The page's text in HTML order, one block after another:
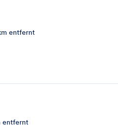
entfernt
entfernt